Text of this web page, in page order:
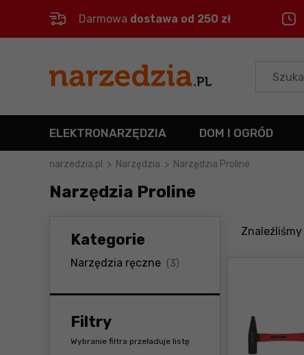
Menu główne
Filtry
Produkty
Stopka
Mapa strony
Darmowa dostawa od 250 zł
ELEKTRONARZĘDZIA DOM I OGRÓD
narzedzia.pl > Narzędzia > Narzędzia Proline
Narzędzia Proline
Kategorie
Narzędzia ręczne (3)
Filtry
Wybranie filtra przeładuje listę
Znaleźliśmy